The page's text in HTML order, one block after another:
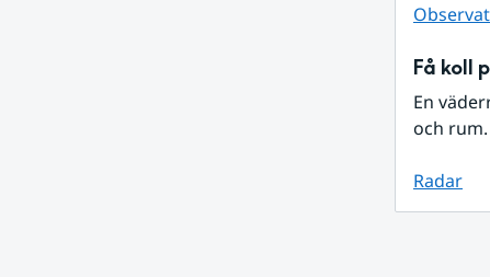
Få koll
En
och
Radar